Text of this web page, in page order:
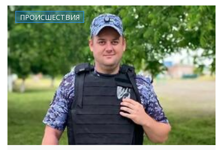
ПРОИСШЕСТВИЯ